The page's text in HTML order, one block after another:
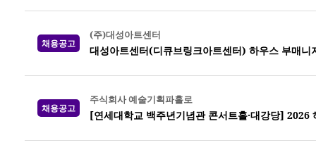
채용공고
(주)대성아트센터
대성아트센터(디큐브링크아트센터) 하우스 부매니
채용공고
주식회사 예술기획파홀로
[연세대학교 백주년기념관 콘서트홀·대강당] 2026